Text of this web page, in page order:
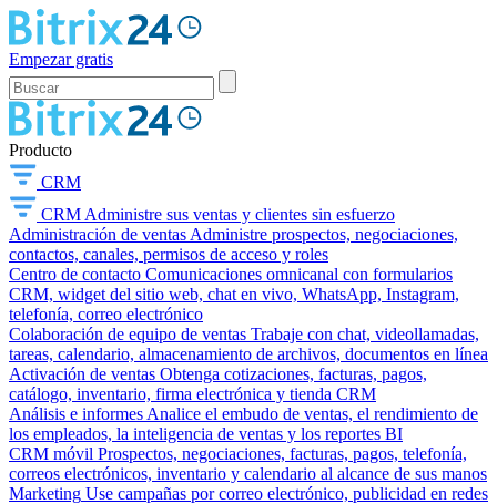
Empezar gratis
Producto
CRM
CRM Administre sus ventas y clientes sin esfuerzo
Administración de ventas Administre prospectos, negociaciones,
contactos, canales, permisos de acceso y roles
Centro de contacto Comunicaciones omnicanal con formularios
CRM, widget del sitio web, chat en vivo, WhatsApp, Instagram,
telefonía, correo electrónico
Colaboración de equipo de ventas Trabaje con chat, videollamadas,
tareas, calendario, almacenamiento de archivos, documentos en línea
Activación de ventas Obtenga cotizaciones, facturas, pagos,
catálogo, inventario, firma electrónica y tienda CRM
Análisis e informes Analice el embudo de ventas, el rendimiento de
los empleados, la inteligencia de ventas y los reportes BI
CRM móvil Prospectos, negociaciones, facturas, pagos, telefonía,
correos electrónicos, inventario y calendario al alcance de sus manos
Marketing Use campañas por correo electrónico, publicidad en redes